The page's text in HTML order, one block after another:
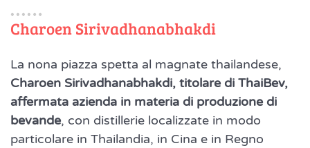
Charoen Sirivadhanabhakdi
La nona piazza spetta al magnate thailandese,
Charoen Sirivadhanabhakdi, titolare di ThaiBev,
affermata azienda in materia di produzione di
bevande, con distillerie localizzate in modo
particolare in Thailandia, in Cina e in Regno